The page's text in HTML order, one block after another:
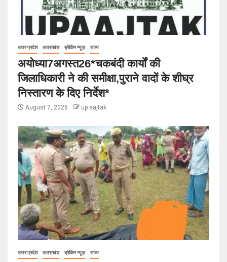
उत्तर प्रदेश उत्तराखंड ब्रेकिंग न्यूज़ राज्य
अयोध्या7अगस्त26*चकबंदी कार्यों की
जिलाधिकारी ने की समीक्षा,पुराने वादों के शीघ्र
निस्तारण के दिए निर्देश*
August 7, 2026 up aajtak
उत्तर प्रदेश उत्तराखंड ब्रेकिंग न्यूज़ राज्य